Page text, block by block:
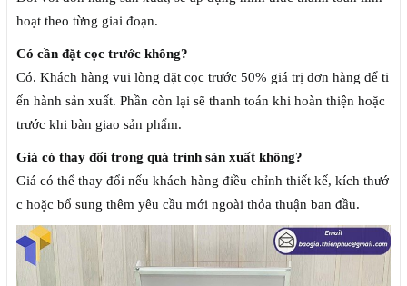
hoạt theo từng giai đoạn.
Có cần đặt cọc trước không?
Có. Khách hàng vui lòng đặt cọc trước 50% giá trị đơn hàng để ti
ến hành sản xuất. Phần còn lại sẽ thanh toán khi hoàn thiện hoặc
trước khi bàn giao sản phẩm.
Giá có thay đổi trong quá trình sản xuất không?
Giá có thể thay đổi nếu khách hàng điều chỉnh thiết kế, kích thướ
c hoặc bổ sung thêm yêu cầu mới ngoài thỏa thuận ban đầu.